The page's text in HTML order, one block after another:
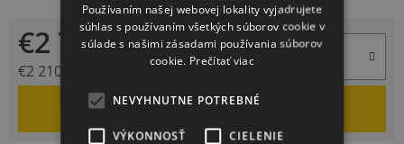
€2 719
€2 210,57 bez DPH
Jednotková cena:
DO KOŠÍKA
Používaním našej webovej lokality vyjadrujete
súhlas s používaním všetkých súborov cookie v
súlade s našimi zásadami používania súborov
cookie. Prečítať viac
NEVYHNUTNE POTREBNÉ
VÝKONNOSŤ CIELENIE